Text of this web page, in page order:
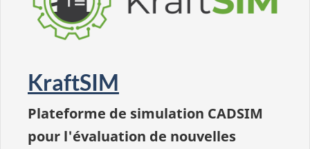
KraftSIM
Plateforme de simulation CADSIM
pour l'évaluation de nouvelles